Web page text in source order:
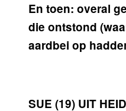
En toen: overal
die ontstond
aardbei op
SUE (19) UIT